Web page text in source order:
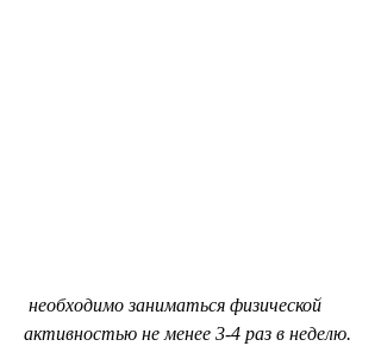
активностью не менее 3-4 раз в неделю.